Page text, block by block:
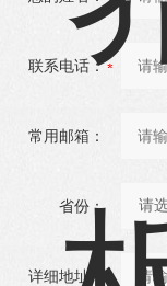
联系电话：
常用邮箱：
省份：
详细地址：